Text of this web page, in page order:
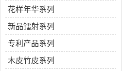
花样年华系列
新品镭射系列
专利产品系列
木皮竹皮系列